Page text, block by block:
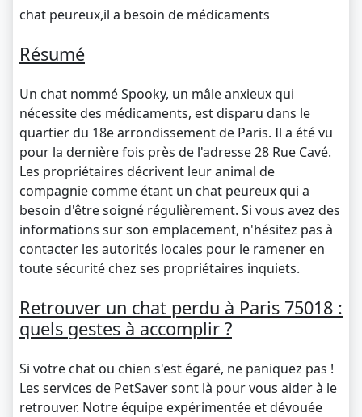
chat peureux,il a besoin de médicaments
Résumé
Un chat nommé Spooky, un mâle anxieux qui
nécessite des médicaments, est disparu dans le
quartier du 18e arrondissement de Paris. Il a été vu
pour la dernière fois près de l'adresse 28 Rue Cavé.
Les propriétaires décrivent leur animal de
compagnie comme étant un chat peureux qui a
besoin d'être soigné régulièrement. Si vous avez des
informations sur son emplacement, n'hésitez pas à
contacter les autorités locales pour le ramener en
toute sécurité chez ses propriétaires inquiets.
Retrouver un chat perdu à Paris 75018 :
quels gestes à accomplir ?
Si votre chat ou chien s'est égaré, ne paniquez pas !
Les services de PetSaver sont là pour vous aider à le
retrouver. Notre équipe expérimentée et dévouée